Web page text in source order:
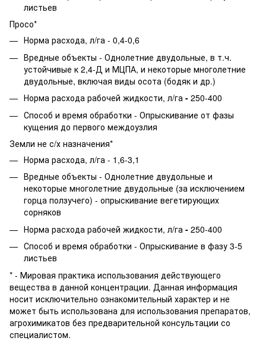
листьев
Просо*
Норма расхода, л/га - 0,4-0,6
Вредные объекты - Однолетние двудольные, в т.ч.
устойчивые к 2,4-Д и МЦПА, и некоторые многолетние
двудольные, включая виды осота (бодяк и др.)
Норма расхода рабочей жидкости, л/га - 250-400
Способ и время обработки - Опрыскивание от фазы
кущения до первого междоузлия
Земли не с/х назначения*
Норма расхода, л/га - 1,6-3,1
Вредные объекты - Однолетние двудольные и
некоторые многолетние двудольные (за исключением
горца ползучего) - опрыскивание вегетирующих
сорняков
Норма расхода рабочей жидкости, л/га - 250-400
Способ и время обработки - Опрыскивание в фазу 3-5
листьев
* - Мировая практика использования действующего
вещества в данной концентрации. Данная информация
носит исключительно ознакомительный характер и не
может быть использована для использования препаратов,
агрохимикатов без предварительной консультации со
специалистом.